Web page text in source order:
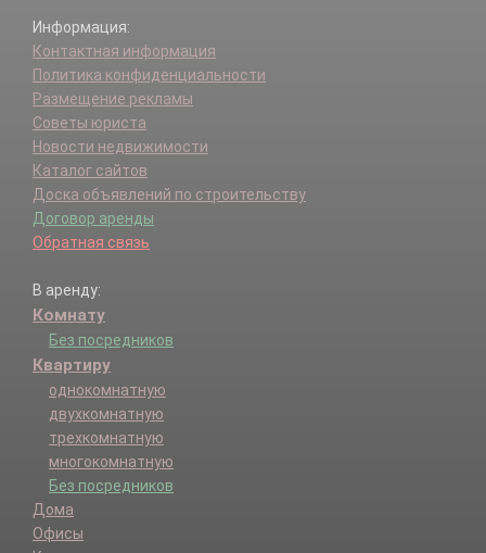
Информация:
Контактная информация
Политика конфиденциальности
Размещение рекламы
Советы юриста
Новости недвижимости
Каталог сайтов
Доска объявлений по строительству
Договор аренды
Обратная связь
В аренду:
Комнату
Без посредников
Квартиру
однокомнатную
двухкомнатную
трехкомнатную
многокомнатную
Без посредников
Дома
Офисы